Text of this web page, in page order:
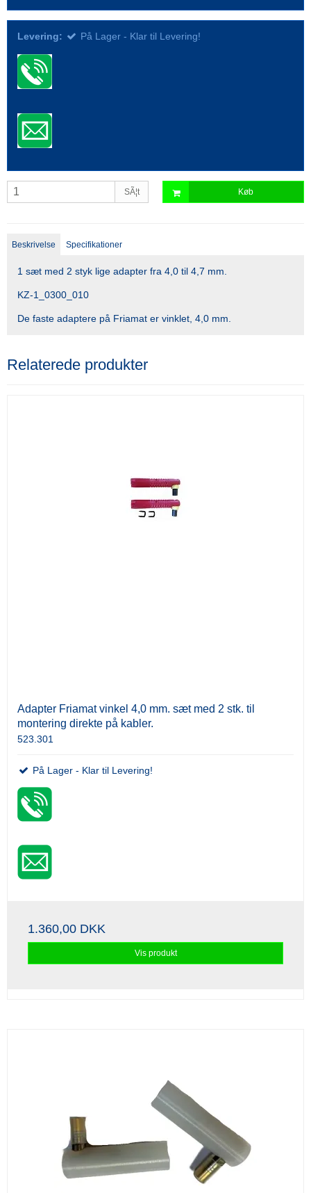
Levering: På Lager - Klar til Levering!
SÃ¦t Køb
Beskrivelse Specifikationer
1 sæt med 2 styk lige adapter fra 4,0 til 4,7 mm.
KZ-1_0300_010
De faste adaptere på Friamat er vinklet, 4,0 mm.
Relaterede produkter
Adapter Friamat vinkel 4,0 mm. sæt med 2 stk. til
montering direkte på kabler.
523.301
På Lager - Klar til Levering!
1.360,00 DKK
Vis produkt